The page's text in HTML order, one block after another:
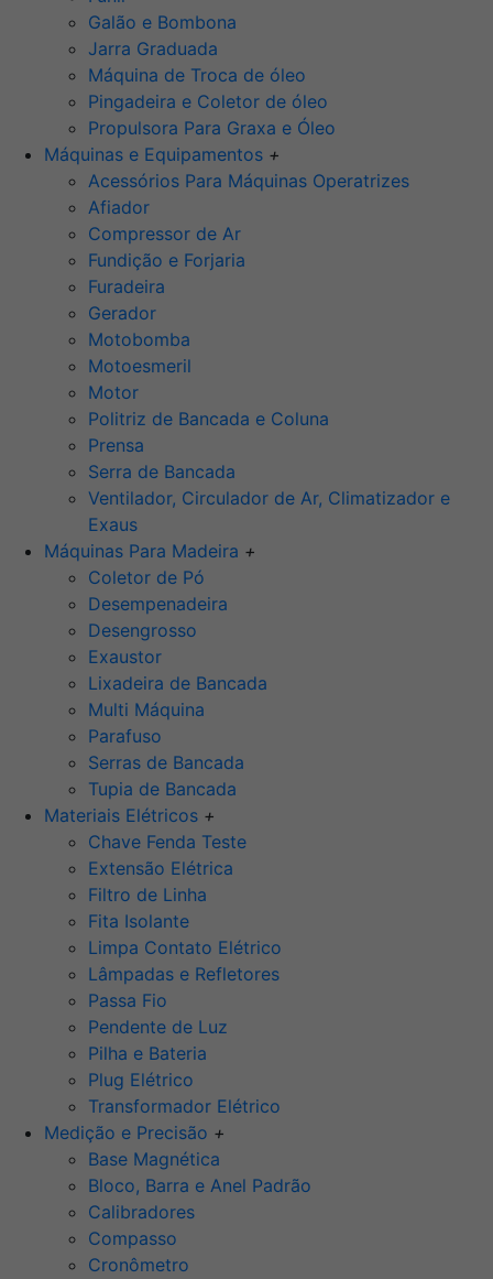
Galão e Bombona
Jarra Graduada
Máquina de Troca de óleo
Pingadeira e Coletor de óleo
Propulsora Para Graxa e Óleo
Máquinas e Equipamentos +
Acessórios Para Máquinas Operatrizes
Afiador
Compressor de Ar
Fundição e Forjaria
Furadeira
Gerador
Motobomba
Motoesmeril
Motor
Politriz de Bancada e Coluna
Prensa
Serra de Bancada
Ventilador, Circulador de Ar, Climatizador e
Exaus
Máquinas Para Madeira +
Coletor de Pó
Desempenadeira
Desengrosso
Exaustor
Lixadeira de Bancada
Multi Máquina
Parafuso
Serras de Bancada
Tupia de Bancada
Materiais Elétricos +
Chave Fenda Teste
Extensão Elétrica
Filtro de Linha
Fita Isolante
Limpa Contato Elétrico
Lâmpadas e Refletores
Passa Fio
Pendente de Luz
Pilha e Bateria
Plug Elétrico
Transformador Elétrico
Medição e Precisão +
Base Magnética
Bloco, Barra e Anel Padrão
Calibradores
Compasso
Cronômetro